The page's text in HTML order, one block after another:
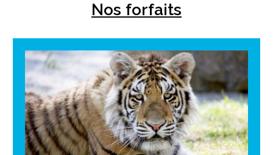
Nos forfaits